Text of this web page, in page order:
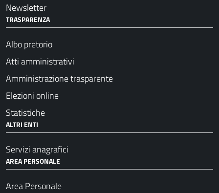
Newsletter
TRASPARENZA
Albo pretorio
Atti amministrativi
Amministrazione trasparente
Elezioni online
Statistiche
ALTRI ENTI
Servizi anagrafici
AREA PERSONALE
Area Personale